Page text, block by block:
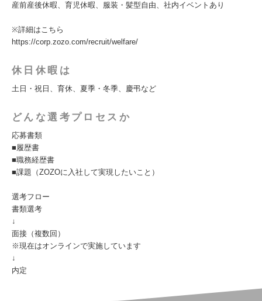
産前産後休暇、育児休暇、服装・髪型自由、社内イベントあり
※詳細はこちら
https://corp.zozo.com/recruit/welfare/
休日休暇は
土日・祝日、育休、夏季・冬季、慶弔など
どんな選考プロセスか
応募書類
■履歴書
■職務経歴書
■課題（ZOZOに入社して実現したいこと）
選考フロー
書類選考
↓
面接（複数回）
※現在はオンラインで実施しています
↓
内定